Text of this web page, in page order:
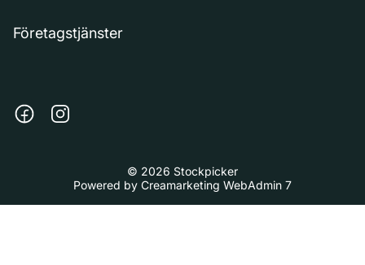
Företagstjänster
© 2026 Stockpicker
Powered by Creamarketing WebAdmin 7